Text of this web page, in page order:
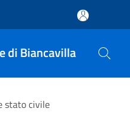
di Biancavilla
stato civile